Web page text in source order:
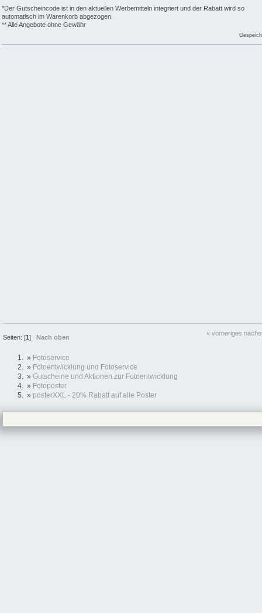
*Der Gutscheincode ist in den aktuellen Werbemitteln integriert und der Rabatt wird so
automatisch im Warenkorb abgezogen.
** Alle Angebote ohne Gewähr
Seiten: [1]Nach oben
« vorheriges
» Fotoservice
» Fotoentwicklung und Fotoservice
» Gutscheine und Aktionen zur Fotoentwicklung
» Fotoposter
» posterXXL - 20% Rabatt auf alle Poster